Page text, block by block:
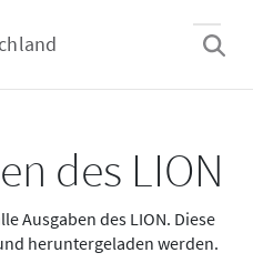
des LION
Ausgaben des LION. Diese
heruntergeladen werden.